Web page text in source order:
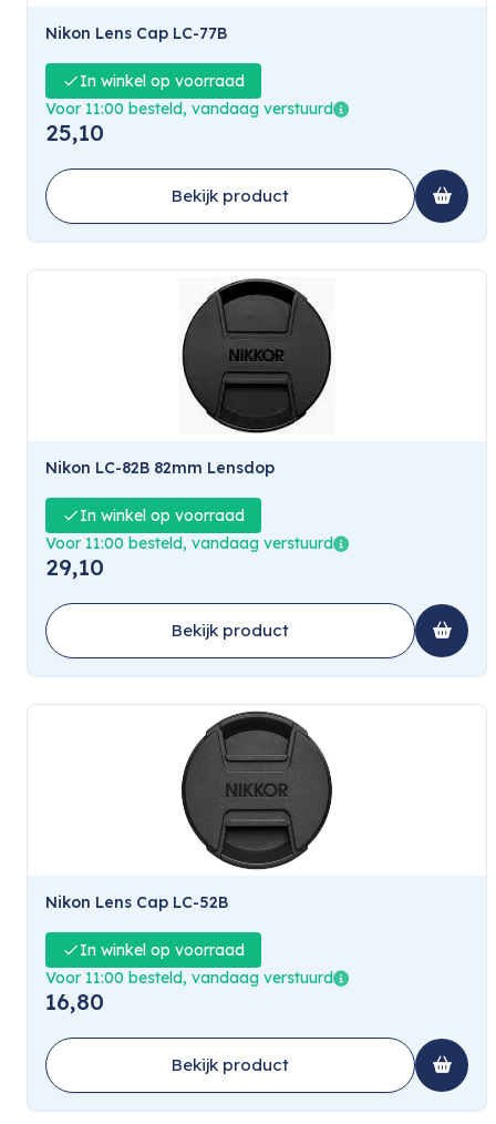
Nikon Lens Cap LC-77B
In winkel op voorraad
Voor 11:00 besteld, vandaag verstuurd
25,10
Bekijk product
Nikon LC-82B 82mm Lensdop
In winkel op voorraad
Voor 11:00 besteld, vandaag verstuurd
29,10
Bekijk product
Nikon Lens Cap LC-52B
In winkel op voorraad
Voor 11:00 besteld, vandaag verstuurd
16,80
Bekijk product